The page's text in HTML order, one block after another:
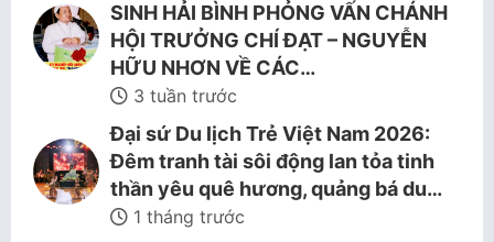
SINH HẢI BÌNH PHỎNG VẤN CHÁNH
HỘI TRƯỞNG CHÍ ĐẠT – NGUYỄN
HỮU NHƠN VỀ CÁC…
3 tuần trước
Đại sứ Du lịch Trẻ Việt Nam 2026:
Đêm tranh tài sôi động lan tỏa tinh
thần yêu quê hương, quảng bá du…
1 tháng trước